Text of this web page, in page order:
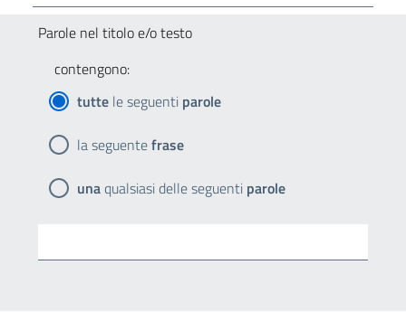
Parole nel titolo e/o testo
contengono:
tutte le seguenti parole
la seguentefrase
unaqualsiasi delle seguenti parole